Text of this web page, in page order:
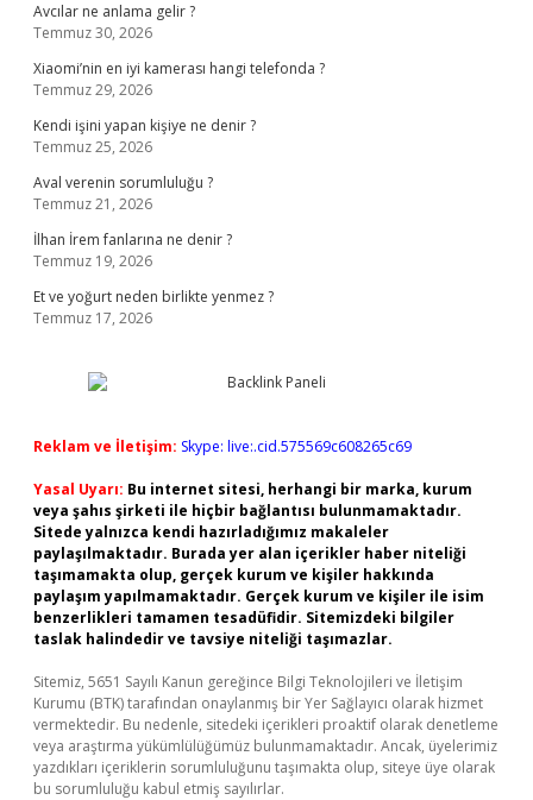
Avcılar ne anlama gelir ?
Temmuz 30, 2026
Xiaomi’nin en iyi kamerası hangi telefonda ?
Temmuz 29, 2026
Kendi işini yapan kişiye ne denir ?
Temmuz 25, 2026
Aval verenin sorumluluğu ?
Temmuz 21, 2026
İlhan İrem fanlarına ne denir ?
Temmuz 19, 2026
Et ve yoğurt neden birlikte yenmez ?
Temmuz 17, 2026
Reklam ve İletişim: Skype: live:.cid.575569c608265c69
Yasal Uyarı: Bu internet sitesi, herhangi bir marka, kurum
veya şahıs şirketi ile hiçbir bağlantısı bulunmamaktadır.
Sitede yalnızca kendi hazırladığımız makaleler
paylaşılmaktadır. Burada yer alan içerikler haber niteliği
taşımamakta olup, gerçek kurum ve kişiler hakkında
paylaşım yapılmamaktadır. Gerçek kurum ve kişiler ile isim
benzerlikleri tamamen tesadüfidir. Sitemizdeki bilgiler
taslak halindedir ve tavsiye niteliği taşımazlar.
Sitemiz, 5651 Sayılı Kanun gereğince Bilgi Teknolojileri ve İletişim
Kurumu (BTK) tarafından onaylanmış bir Yer Sağlayıcı olarak hizmet
vermektedir. Bu nedenle, sitedeki içerikleri proaktif olarak denetleme
veya araştırma yükümlülüğümüz bulunmamaktadır. Ancak, üyelerimiz
yazdıkları içeriklerin sorumluluğunu taşımakta olup, siteye üye olarak
bu sorumluluğu kabul etmiş sayılırlar.